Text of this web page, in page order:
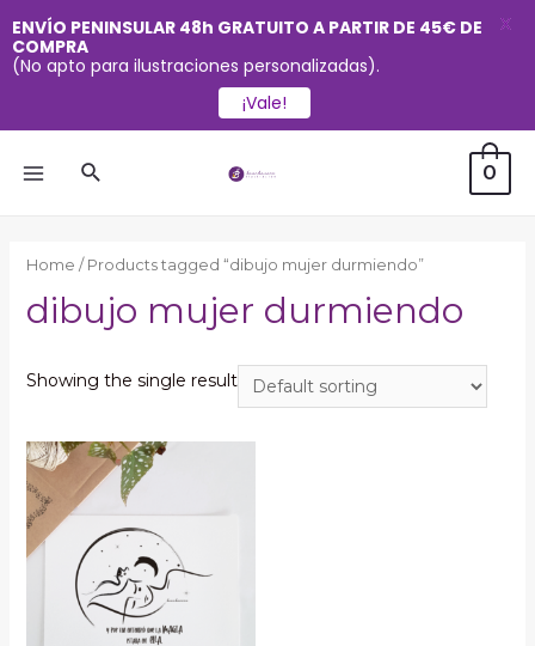
Buscar 0
Home / Products tagged “dibujo mujer durmiendo”
dibujo mujer durmiendo
Showing the single result
ENVÍO PENINSULAR 48h GRATUITO A PARTIR DE 45€ DE
COMPRA
(No apto para ilustraciones personalizadas).
¡Vale!
X